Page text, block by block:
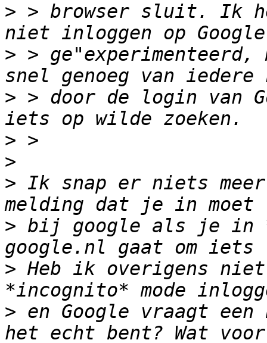
> > browser sluit. Ik
> >
> > door de login van
>
>
> Ik snap er niets
> bij google als je in
> Heb ik overigens
> en Google vraagt